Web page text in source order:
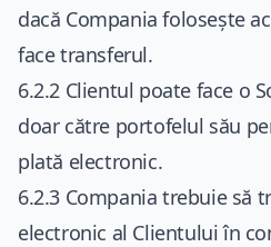
dacă Compania folosește
face transferul.
6.2.2 Clientul poate face o
doar către portofelul său
plată electronic.
6.2.3 Compania trebuie să
electronic al Clientului în